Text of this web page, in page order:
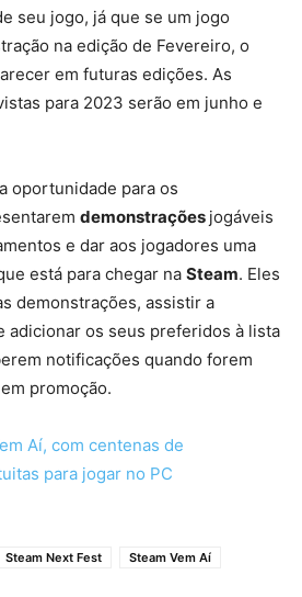
seu jogo, já que se um jogo
na edição de Fevereiro, o
em futuras edições. As
para 2023 serão em junho e
oportunidade para os
demonstrações jogáveis
e dar aos jogadores uma
está para chegar na Steam. Eles
demonstrações, assistir a
adicionar os seus preferidos à lista
notificações quando forem
promoção.
Aí, com centenas de
para jogar no PC
Steam Next Fest
Steam Vem Aí